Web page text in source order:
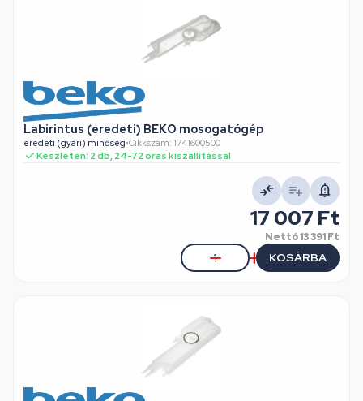
Labirintus (eredeti) BEKO mosogatógép
eredeti (gyári) minőség•Cikkszám: 1741600500
Készleten: 2 db, 24-72 órás kiszállítással
17 007 Ft
Nettó13 391 Ft
KOSÁRBA